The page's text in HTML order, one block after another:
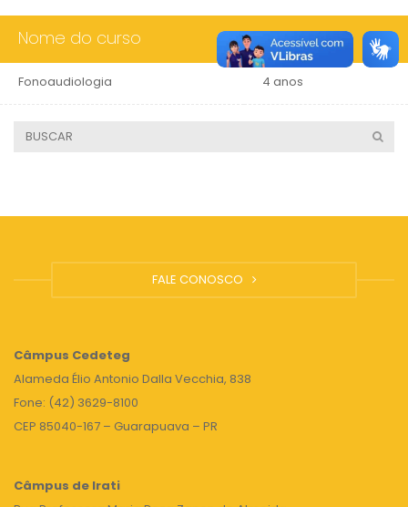
Nome do curso Duração
Fonoaudiologia 4 anos
FALE CONOSCO
Câmpus Cedeteg
Alameda Élio Antonio Dalla Vecchia, 838
Fone: (42) 3629-8100
CEP 85040-167 – Guarapuava – PR
Câmpus de Irati